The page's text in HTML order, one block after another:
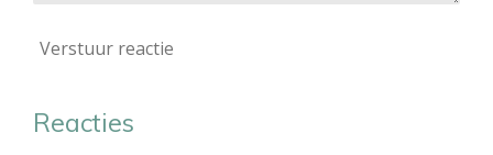
Verstuur reactie
Reacties